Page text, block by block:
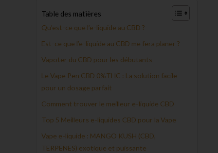
Table des matières
Qu’est-ce que l’e-liquide au CBD ?
Est-ce que l’e-liquide au CBD me fera planer ?
Vapoter du CBD pour les débutants
Le Vape Pen CBD 0%THC : La solution facile
pour un dosage parfait
Comment trouver le meilleur e-liquide CBD
Top 5 Meilleurs e-liquides CBD pour la Vape
Vape e-liquide : MANGO KUSH (CBD,
TERPENES) exotique et puissante